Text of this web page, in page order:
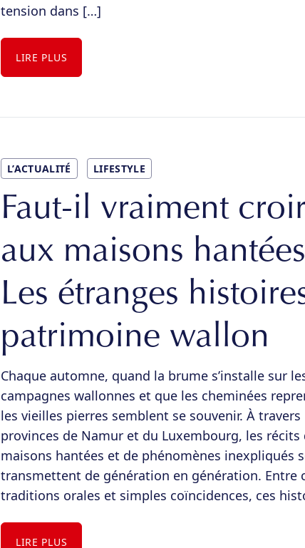
tension dans […]
LIRE PLUS
L’ACTUALITÉ LIFESTYLE
Faut-il vraiment
aux maisons
Les étranges
patrimoine wallon
Chaque automne, quand la brume s’installe sur
campagnes wallonnes et que les cheminées
les vieilles pierres semblent se souvenir. À travers
provinces de Namur et du Luxembourg, les récits
maisons hantées et de phénomènes inexpliqués
transmettent de génération en génération. Entre
traditions orales et simples coïncidences, ces
LIRE PLUS